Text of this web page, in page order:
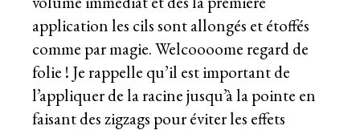
application les cils sont allongés et étoffés
comme par magie. Welcoooome regard de
folie ! Je rappelle qu’il est important de
l’appliquer de la racine jusqu’à la pointe en
faisant des zigzags pour éviter les effets